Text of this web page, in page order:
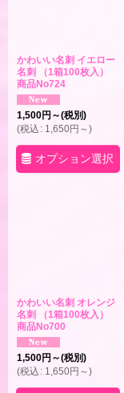
かわいい名刺 イエロー
名刺 （1箱100枚入）
商品No724
1,500円 ～(税別)
(税込 : 1,650円 ～)
オプション選択
かわいい名刺 オレンジ
名刺 （1箱100枚入）
商品No700
1,500円 ～(税別)
(税込 : 1,650円 ～)